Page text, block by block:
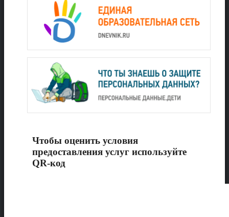
Чтобы оценить условия
предоставления услуг используйте
QR-код